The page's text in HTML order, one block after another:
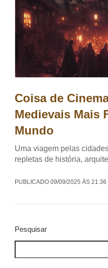
Coisa de
Medievais Mais
Mundo
Uma viagem pelas
repletas de história,
PUBLICADO 09/09/2025 ÀS 21:36
Pesquisar